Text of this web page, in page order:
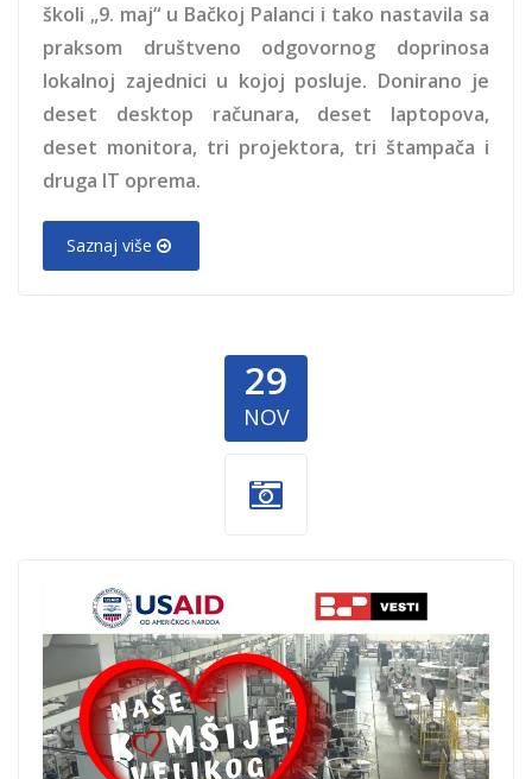
školi „9. maj“ u Bačkoj Palanci i tako nastavila sa
praksom društveno odgovornog doprinosa
lokalnoj zajednici u kojoj posluje. Donirano je
deset desktop računara, deset laptopova,
deset monitora, tri projektora, tri štampača i
druga IT oprema.
Saznaj više
29
NOV
BAP-Vesti.jpg